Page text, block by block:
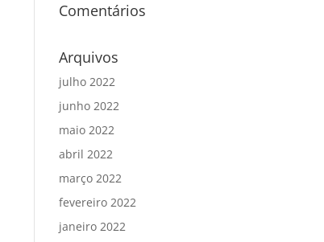
Comentários
Arquivos
julho 2022
junho 2022
maio 2022
abril 2022
março 2022
fevereiro 2022
janeiro 2022